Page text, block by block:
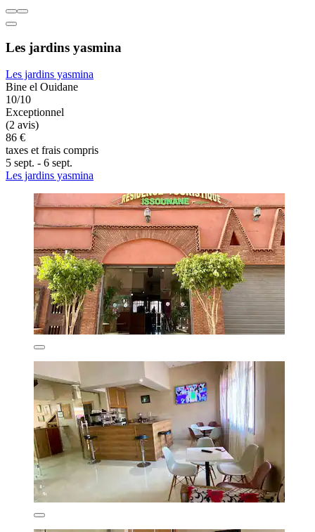
Les jardins yasmina
Les jardins yasmina
Bine el Ouidane
10/10
Exceptionnel
(2 avis)
86 €
taxes et frais compris
5 sept. - 6 sept.
Les jardins yasmina